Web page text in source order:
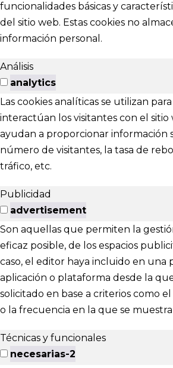
funcionalidades básicas y
del sitio web. Estas cookies no
información personal.
Análisis
analytics
Las cookies analíticas se utilizan
interactúan los visitantes con el sitio
ayudan a proporcionar información
número de visitantes, la tasa de
tráfico, etc.
Publicidad
advertisement
Son aquellas que permiten la
eficaz posible, de los espacios
caso, el editor haya incluido en una
aplicación o plataforma desde la
solicitado en base a criterios como
o la frecuencia en la que se
Técnicas y funcionales
necesarias-2